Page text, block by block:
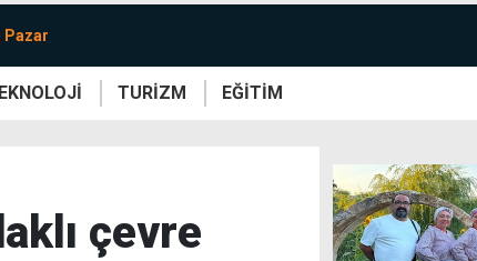
Pazar
TURİZM EĞİTİM
çevre